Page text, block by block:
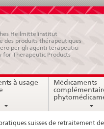
Heilmittelinstitut
des produits thérapeutiques
per gli agenti terapeutici
for Therapeutic Products
à usage
Médicaments
suisses de retraitement